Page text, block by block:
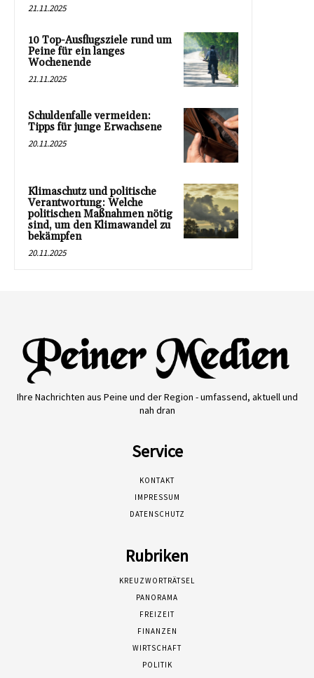
21.11.2025
10 Top-Ausflugsziele rund um
Peine für ein langes
Wochenende
21.11.2025
Schuldenfalle vermeiden:
Tipps für junge Erwachsene
20.11.2025
Klimaschutz und politische
Verantwortung: Welche
politischen Maßnahmen nötig
sind, um den Klimawandel zu
bekämpfen
20.11.2025
Ihre Nachrichten aus Peine und der Region - umfassend, aktuell und
nah dran
Service
KONTAKT
IMPRESSUM
DATENSCHUTZ
Rubriken
KREUZWORTRÄTSEL
PANORAMA
FREIZEIT
FINANZEN
WIRTSCHAFT
POLITIK